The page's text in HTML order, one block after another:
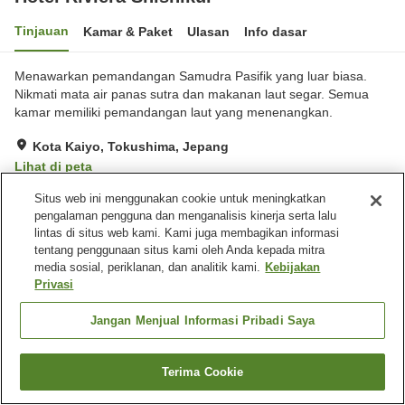
Tinjauan Kamar & Paket Ulasan Info dasar
Menawarkan pemandangan Samudra Pasifik yang luar biasa.
Nikmati mata air panas sutra dan makanan laut segar. Semua
kamar memiliki pemandangan laut yang menenangkan.
Kota Kaiyo, Tokushima, Jepang
Lihat di peta
Hebat Ulasan:176
Fasilitas properti
Tempat parkir
Mandi jet
Sauna
Beranda Jepang Tokushima
Kota Kaiyo
Hotel Riviera Shishikui
Cari kamar
Situs web ini menggunakan cookie untuk meningkatkan
pengalaman pengguna dan menganalisis kinerja serta lalu
lintas di situs web kami. Kami juga membagikan informasi
tentang penggunaan situs kami oleh Anda kepada mitra
media sosial, periklanan, dan analitik kami. Kebijakan
Privasi
Jangan Menjual Informasi Pribadi Saya
Terima Cookie